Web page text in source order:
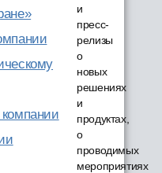
и
пресс-
релизы
о
новых
решениях
и
продуктах,
о
проводимых
мероприятиях